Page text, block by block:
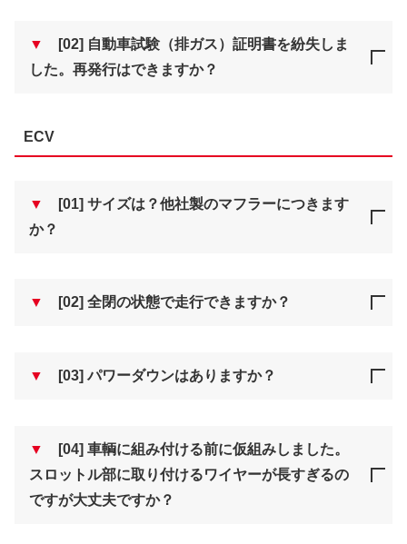
▼
[02] 自動車試験（排ガス）証明書を紛失しま
した。再発行はできますか？
ECV
▼
[01] サイズは？他社製のマフラーにつきます
か？
▼ [02] 全閉の状態で走行できますか？
▼ [03] パワーダウンはありますか？
▼
[04] 車輌に組み付ける前に仮組みしました。
スロットル部に取り付けるワイヤーが長すぎるの
ですが大丈夫ですか？